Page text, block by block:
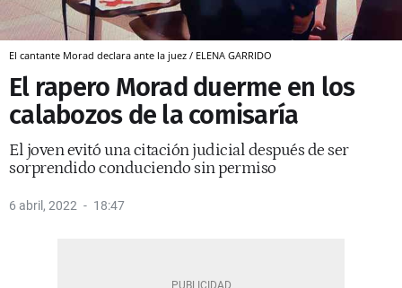
El cantante Morad declara ante la juez / ELENA GARRIDO
El rapero Morad duerme en los
calabozos de la comisaría
El joven evitó una citación judicial después de ser
sorprendido conduciendo sin permiso
6 abril, 2022 18:47